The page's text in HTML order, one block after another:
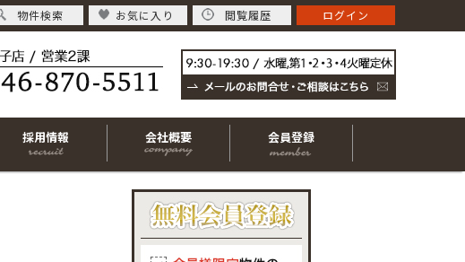
採用情報 会社概要 会員登録
物件検索 お気に入り 閲覧履歴 ログイン